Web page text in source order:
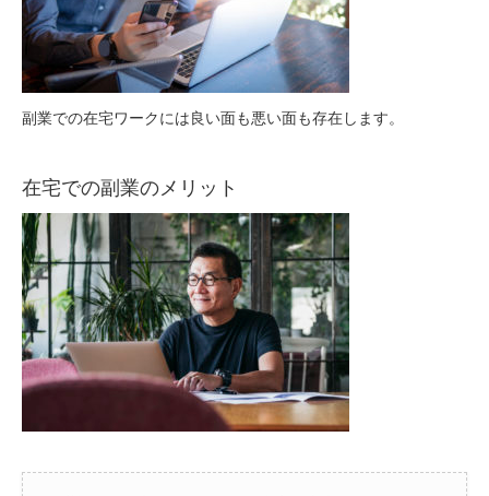
副業での在宅ワークには良い面も悪い面も存在します。
在宅での副業のメリット